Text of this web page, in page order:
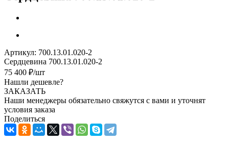
Артикул: 700.13.01.020-2
Сердцевина 700.13.01.020-2
75 400 ₽/шт
Нашли дешевле?
ЗАКАЗАТЬ
Наши менеджеры обязательно свяжутся с вами и уточнят
условия заказа
Поделиться